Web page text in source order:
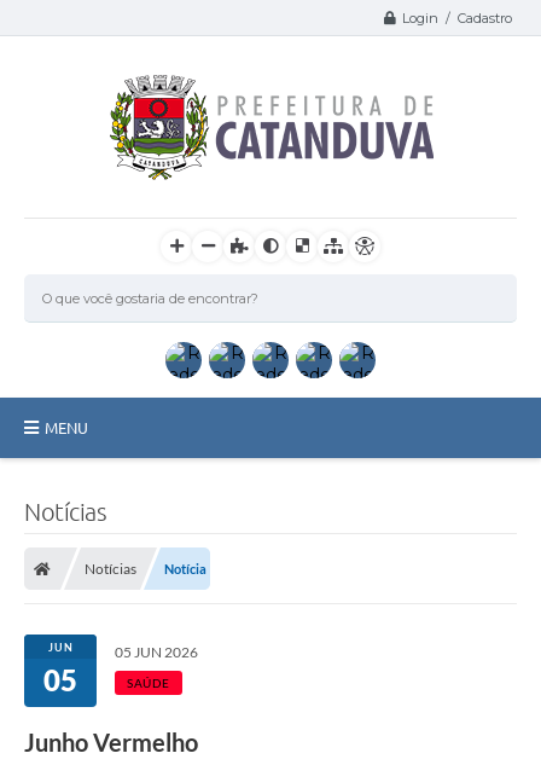
Login / Cadastro
MENU
Licitações / PCA
Transparência
Notícias
Notícias Notícia
JUN
05
05 JUN 2026
SAÚDE
Junho Vermelho